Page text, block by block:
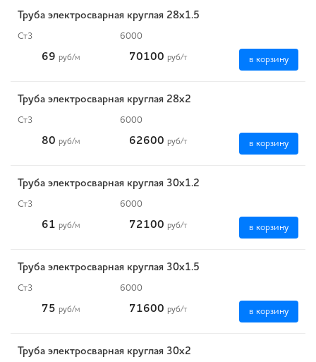
Труба электросварная круглая 28х1.5
Ст3 6000
69 руб/м 70100 руб/т в корзину
Труба электросварная круглая 28х2
Ст3 6000
80 руб/м 62600 руб/т в корзину
Труба электросварная круглая 30х1.2
Ст3 6000
61 руб/м 72100 руб/т в корзину
Труба электросварная круглая 30х1.5
Ст3 6000
75 руб/м 71600 руб/т в корзину
Труба электросварная круглая 30х2